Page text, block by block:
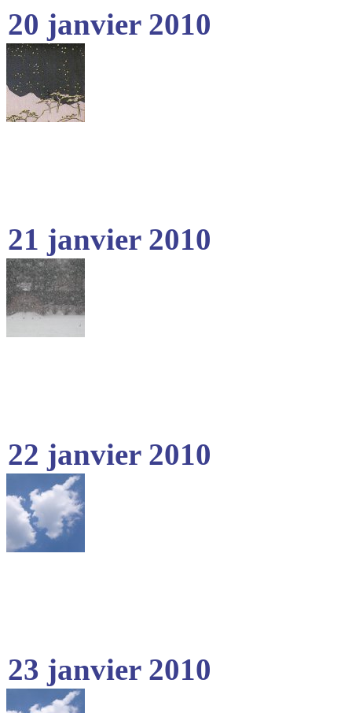
20 janvier 2010
21 janvier 2010
22 janvier 2010
23 janvier 2010